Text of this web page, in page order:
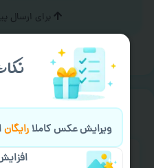
برای ارسال
خیالت راحت
ویرایش عکس کاملارایگان